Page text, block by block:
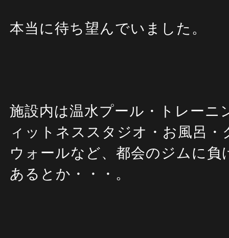
本当に待ち望んでいました。
施設内は温水プール・トレーニ
ィットネススタジオ・お風呂・
ウォールなど、都会のジムに負
あるとか・・・。